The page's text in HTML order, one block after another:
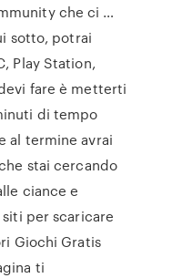
che ci …
sotto, potrai
Play Station,
fare è metterti
di tempo
al termine avrai
stai cercando
ciance e
per scaricare
Giochi Gratis
ti